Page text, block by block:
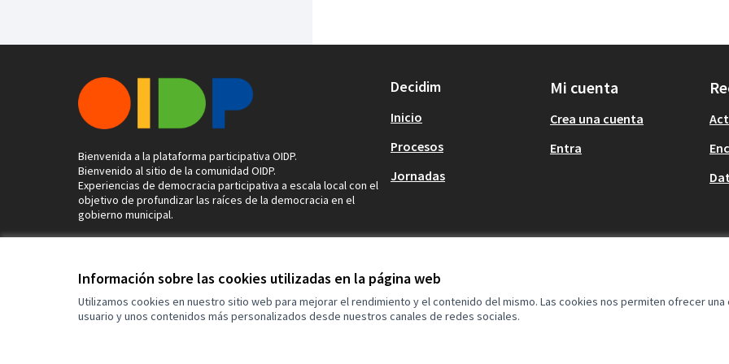
Información sobre las cookies utilizadas en la página web
Utilizamos cookies en nuestro sitio web para mejorar el rendimiento y el contenido del mismo. Las cookies nos permiten ofrecer una
usuario y unos contenidos más personalizados desde nuestros canales de redes sociales.
Bienvenida a la plataforma participativa OIDP.
Bienvenido al sitio de la comunidad OIDP.
Experiencias de democracia participativa a escala local con el
objetivo de profundizar las raíces de la democracia en el
gobierno municipal.
Decidim
Inicio
Procesos
Jornadas
Mi cuenta
Crea una cuenta
Entra
Términos y condiciones de usoConfiguración de cookies